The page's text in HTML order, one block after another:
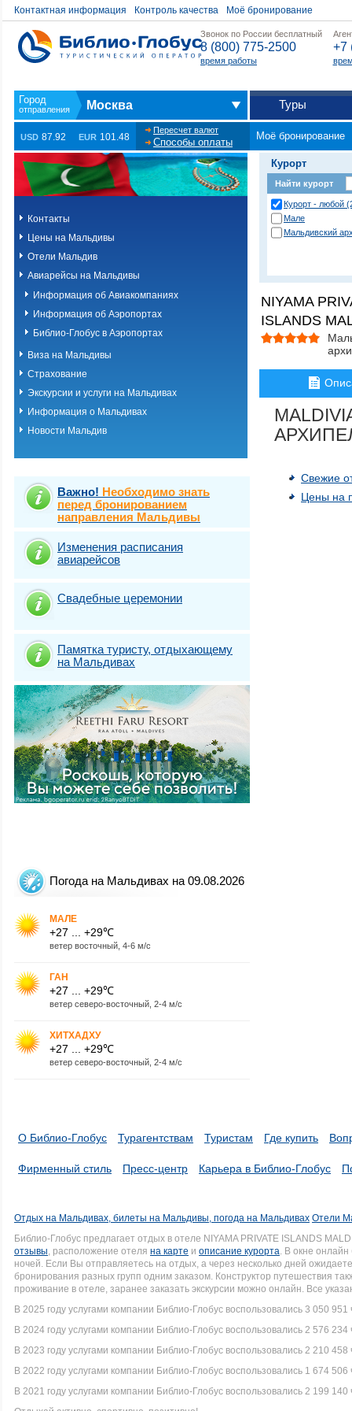
Контактная информация Контроль качества Моё бронирование
Звонок по России бесплатный
8 (800) 775-2500
время работы
+7
Москва Туры
USD 87.92 EUR 101.48
Пересчет валют
Способы оплаты
Моё бронирование
Контакты
Цены на Мальдивы
Отели Мальдив
Авиарейсы на Мальдивы
Информация об Авиакомпаниях
Информация об Аэропортах
Библио-Глобус в Аэропортах
Виза на Мальдивы
Страхование
Экскурсии и услуги на Мальдивах
Информация о Мальдивах
Новости Мальдив
Важно! Необходимо знать
перед бронированием
направления Мальдивы
Изменения расписания
авиарейсов
Свадебные церемонии
Памятка туристу, отдыхающему
на Мальдивах
Погода на Мальдивах на 09.08.2026
МАЛЕ
+27 ... +29℃
ветер восточный, 4-6 м/с
ГАН
+27 ... +29℃
ветер северо-восточный, 2-4 м/с
ХИТХАДХУ
+27 ... +29℃
ветер северо-восточный, 2-4 м/с
Курорт
Найти курорт
Курорт - любой
Мале
Мальдивский
NIYAMA
ISLANDS
Свежие
Цены на
О Библио-Глобус Турагентствам Туристам Где купить
Фирменный стиль Пресс-центр Карьера в Библио-Глобус
Отдых на Мальдивах, билеты на Мальдивы, погода на Мальдивах Отели
Библио-Глобус предлагает отдых в отеле NIYAMA PRIVATE ISLANDS
отзывы, расположение отеля на карте и описание курорта. В окне онлайн
ночей. Если Вы отправляетесь на отдых, а через несколько дней
бронирования разных групп одним заказом. Конструктор путешествия
проживание в отеле, заранее заказать экскурсии можно онлайн. Все
В 2025 году услугами компании Библио-Глобус воспользовались 3 050 951
В 2024 году услугами компании Библио-Глобус воспользовались 2 576 234
В 2023 году услугами компании Библио-Глобус воспользовались 2 210 458
В 2022 году услугами компании Библио-Глобус воспользовались 1 674 506
В 2021 году услугами компании Библио-Глобус воспользовались 2 199 140